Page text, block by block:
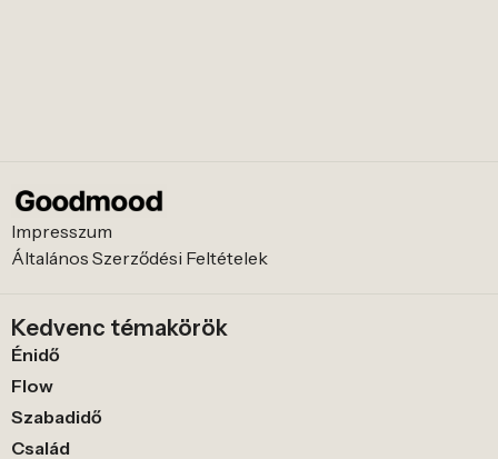
Impresszum
Általános Szerződési Feltételek
Kedvenc témakörök
Énidő
Flow
Szabadidő
Család